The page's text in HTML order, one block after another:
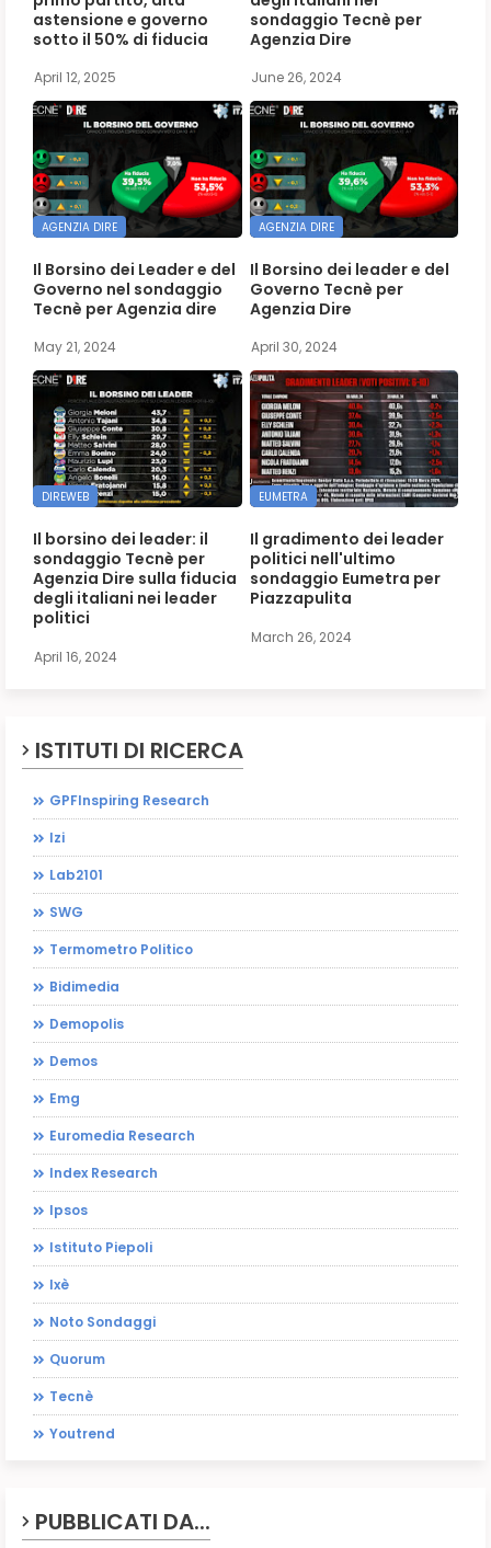
astensione e governo
sotto il 50% di fiducia
April 12, 2025
sondaggio Tecnè per
Agenzia Dire
June 26, 2024
AGENZIA DIRE
Il Borsino dei Leader e del
Governo nel sondaggio
Tecnè per Agenzia dire
May 21, 2024
AGENZIA DIRE
Il Borsino dei leader e del
Governo Tecnè per
Agenzia Dire
April 30, 2024
DIREWEB
Il borsino dei leader: il
sondaggio Tecnè per
Agenzia Dire sulla fiducia
degli italiani nei leader
politici
April 16, 2024
EUMETRA
Il gradimento dei leader
politici nell'ultimo
sondaggio Eumetra per
Piazzapulita
March 26, 2024
ISTITUTI DI RICERCA
GPFInspiring Research
Izi
Lab2101
SWG
Termometro Politico
Bidimedia
Demopolis
Demos
Emg
Euromedia Research
Index Research
Ipsos
Istituto Piepoli
Ixè
Noto Sondaggi
Quorum
Tecnè
Youtrend
PUBBLICATI DA...